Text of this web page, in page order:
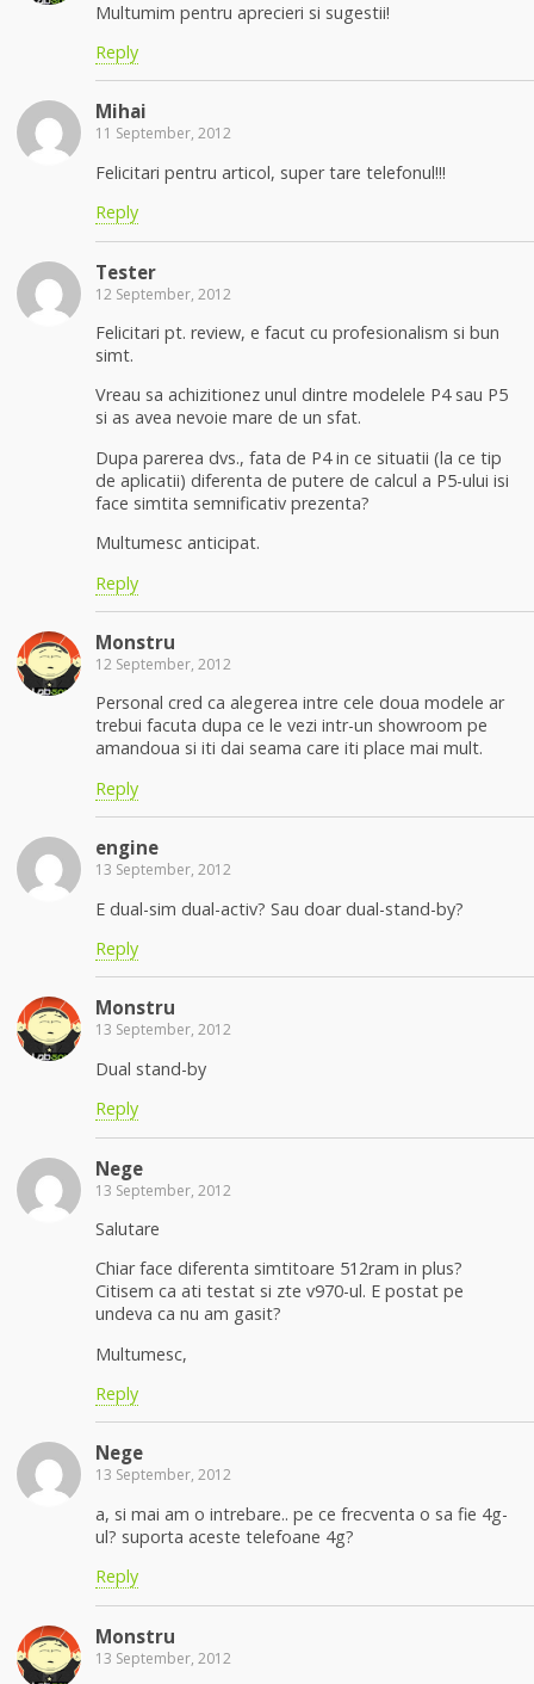
Multumim pentru aprecieri si sugestii!
Reply
Mihai
11 September, 2012
Felicitari pentru articol, super tare telefonul!!!
Reply
Tester
12 September, 2012
Felicitari pt. review, e facut cu profesionalism si bun
simt.
Vreau sa achizitionez unul dintre modelele P4 sau P5
si as avea nevoie mare de un sfat.
Dupa parerea dvs., fata de P4 in ce situatii (la ce tip
de aplicatii) diferenta de putere de calcul a P5-ului isi
face simtita semnificativ prezenta?
Multumesc anticipat.
Reply
Monstru
12 September, 2012
Personal cred ca alegerea intre cele doua modele ar
trebui facuta dupa ce le vezi intr-un showroom pe
amandoua si iti dai seama care iti place mai mult.
Reply
engine
13 September, 2012
E dual-sim dual-activ? Sau doar dual-stand-by?
Reply
Monstru
13 September, 2012
Dual stand-by
Reply
Nege
13 September, 2012
Salutare
Chiar face diferenta simtitoare 512ram in plus?
Citisem ca ati testat si zte v970-ul. E postat pe
undeva ca nu am gasit?
Multumesc,
Reply
Nege
13 September, 2012
a, si mai am o intrebare.. pe ce frecventa o sa fie 4g-
ul? suporta aceste telefoane 4g?
Reply
Monstru
13 September, 2012